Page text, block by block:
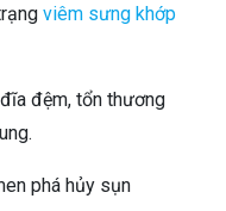
viêm sưng khớp
đệm, tổn thương
phá hủy sụn